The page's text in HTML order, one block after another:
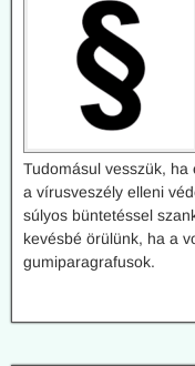
Tudomásul vesszük,
a vírusveszély elleni
súlyos büntetéssel
kevésbé örülünk, ha a
gumiparagrafusok.